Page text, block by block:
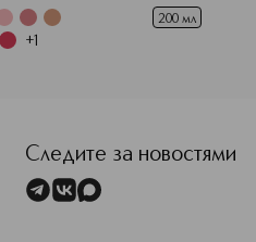
+1
200 мл
Следите за новостями